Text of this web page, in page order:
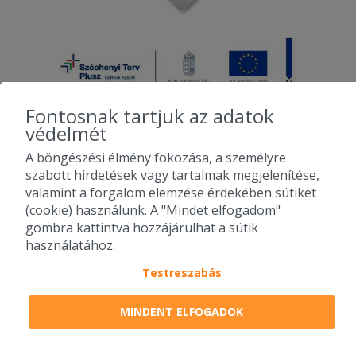
2010-2026 Copyright - Falatozz.hu - Diston-line Kft.
Pizza, gyros, hamburger, menük kedvező áron, egy helyen az összes
étterem ajánlata.
Fontosnak tartjuk az adatok
védelmét
A böngészési élmény fokozása, a személyre
szabott hirdetések vagy tartalmak megjelenítése,
valamint a forgalom elemzése érdekében sütiket
(cookie) használunk. A "Mindet elfogadom"
gombra kattintva hozzájárulhat a sütik
használatához.
Testreszabás
MINDENT ELFOGADOK